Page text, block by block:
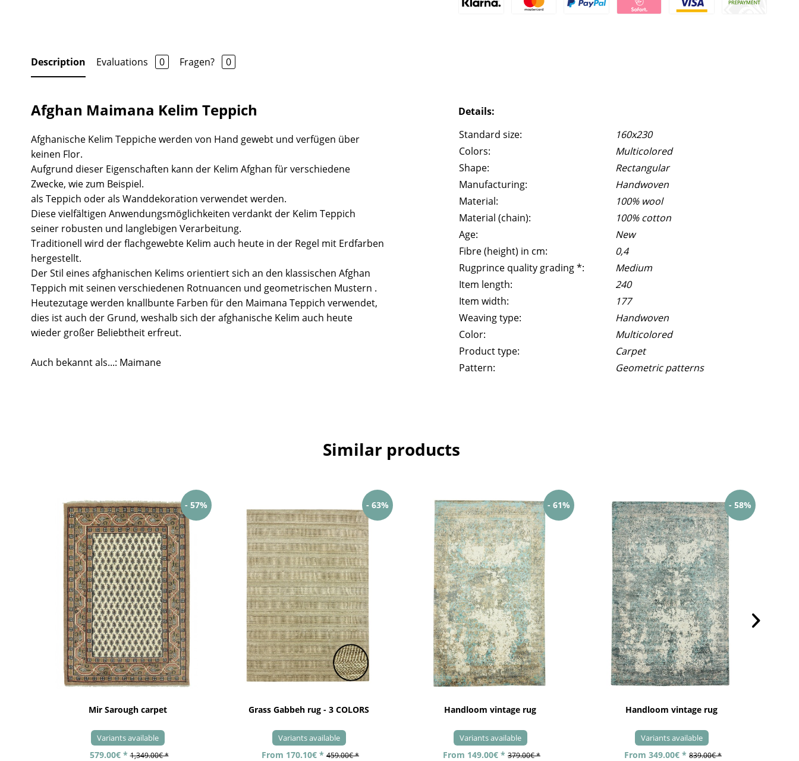
Description Evaluations 0 Fragen? 0
Afghan Maimana Kelim Teppich
Afghanische Kelim Teppiche werden von Hand gewebt und verfügen über
keinen Flor.
Aufgrund dieser Eigenschaften kann der Kelim Afghan für verschiedene
Zwecke, wie zum Beispiel.
als Teppich oder als Wanddekoration verwendet werden.
Diese vielfältigen Anwendungsmöglichkeiten verdankt der Kelim Teppich
seiner robusten und langlebigen Verarbeitung.
Traditionell wird der flachgewebte Kelim auch heute in der Regel mit Erdfarben
hergestellt.
Der Stil eines afghanischen Kelims orientiert sich an den klassischen Afghan
Teppich mit seinen verschiedenen Rotnuancen und geometrischen Mustern .
Heutezutage werden knallbunte Farben für den Maimana Teppich verwendet,
dies ist auch der Grund, weshalb sich der afghanische Kelim auch heute
wieder großer Beliebtheit erfreut.
Auch bekannt als...: Maimane
Details:
Standard size:
160x230
Colors:
Multicolored
Shape:
Rectangular
Manufacturing:
Handwoven
Material:
100% wool
Material (chain):
100% cotton
Age:
New
Fibre (height) in cm:
0,4
Rugprince quality grading *:
Medium
Item length:
240
Item width:
177
Weaving type:
Handwoven
Color:
Multicolored
Product type:
Carpet
Pattern:
Geometric patterns
Similar products
- 57%
Mir Sarough carpet
Variants available
579.00€ * 1,349.00€ *
- 63%
Grass Gabbeh rug - 3 COLORS
Variants available
From 170.10€ * 459.00€ *
- 61%
Handloom vintage rug
Variants available
From 149.00€ * 379.00€ *
- 58%
Handloom vintage rug
Variants available
From 349.00€ * 839.00€ *